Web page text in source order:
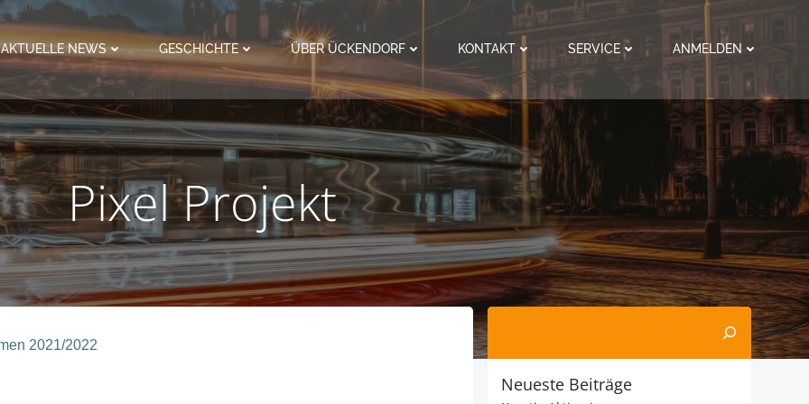
AKTUELLE NEWS GESCHICHTE ÜBER ÜCKENDORF KONTAKT SERVICE ANMELDEN
Pixel Projekt
2021/2022
Suchen
Neueste Beiträge